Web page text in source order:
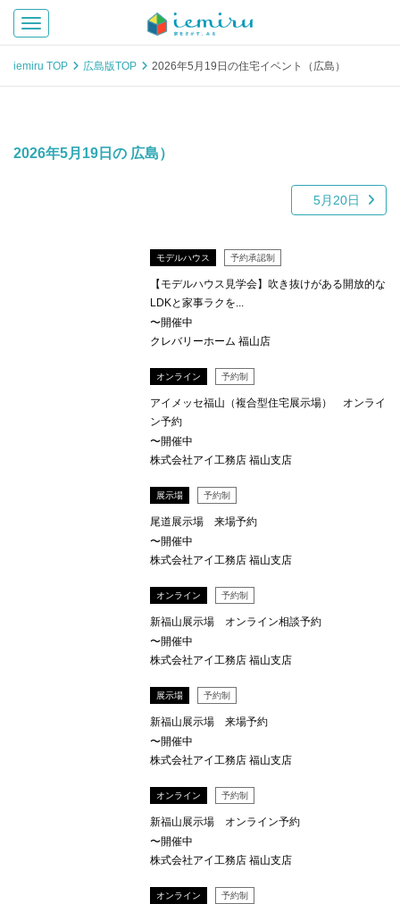
Toggle navigation
iemiru TOP 広島版TOP 2026年5月19日の住宅イベント（広島）
2026年5月19日の 広島）
5月20日
モデルハウス 予約承認制
【モデルハウス見学会】吹き抜けがある開放的な
LDKと家事ラクを...
〜開催中
クレバリーホーム 福山店
オンライン 予約制
アイメッセ福山（複合型住宅展示場） オンライ
ン予約
〜開催中
株式会社アイ工務店 福山支店
展示場 予約制
尾道展示場 来場予約
〜開催中
株式会社アイ工務店 福山支店
オンライン 予約制
新福山展示場 オンライン相談予約
〜開催中
株式会社アイ工務店 福山支店
展示場 予約制
新福山展示場 来場予約
〜開催中
株式会社アイ工務店 福山支店
オンライン 予約制
新福山展示場 オンライン予約
〜開催中
株式会社アイ工務店 福山支店
オンライン 予約制